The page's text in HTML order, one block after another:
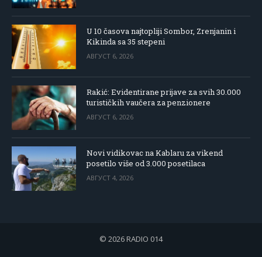
U 10 časova najtopliji Sombor, Zrenjanin i
Kikinda sa 35 stepeni
АВГУСТ 6, 2026
Rakić: Evidentirane prijave za svih 30.000
turističkih vaučera za penzionere
АВГУСТ 6, 2026
Novi vidikovac na Kablaru za vikend
posetilo više od 3.000 posetilaca
АВГУСТ 4, 2026
© 2026 RADIO 014